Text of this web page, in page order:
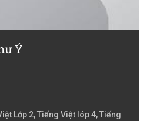
Ý
Lớp 2, Tiếng Việt lóp 4, Tiếng